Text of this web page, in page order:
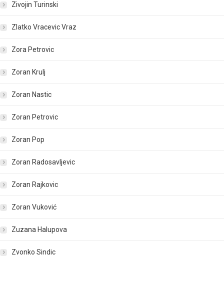
Zivojin Turinski
Zlatko Vracevic Vraz
Zora Petrovic
Zoran Krulj
Zoran Nastic
Zoran Petrovic
Zoran Pop
Zoran Radosavljevic
Zoran Rajkovic
Zoran Vuković
Zuzana Halupova
Zvonko Sindic